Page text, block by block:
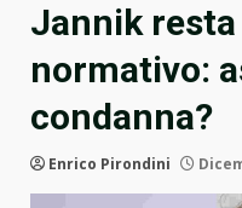
Jannik
normativo:
condanna?
Enrico Pirondini